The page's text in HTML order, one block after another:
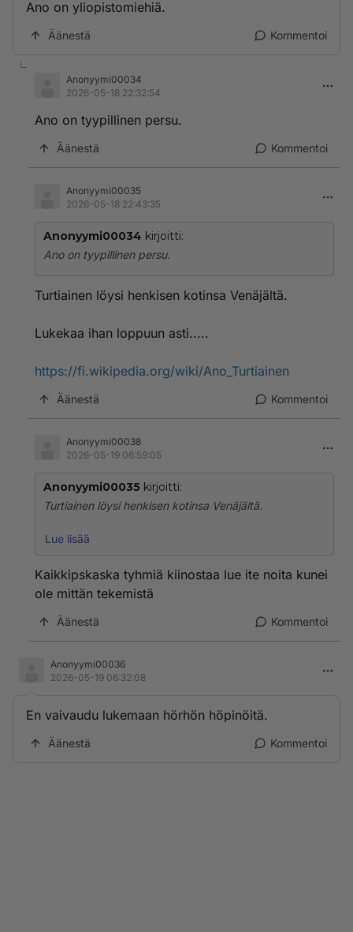
Ano on yliopistomiehiä.
Äänestä Kommentoi
Anonyymi00034
2026-05-18 22:32:54
Ano on tyypillinen persu.
Äänestä Kommentoi
Anonyymi00035
2026-05-18 22:43:35
Anonyymi00034 kirjoitti:
Ano on tyypillinen persu.
Turtiainen löysi henkisen kotinsa Venäjältä.
Lukekaa ihan loppuun asti.....
https://fi.wikipedia.org/wiki/Ano_Turtiainen
Äänestä Kommentoi
Anonyymi00038
2026-05-19 06:59:05
Anonyymi00035 kirjoitti:
Turtiainen löysi henkisen kotinsa Venäjältä.
Lukekaa ihan loppuun asti.....
https://fi.wikipedia.org/wiki/Ano_Turtiainen
Lue lisää
Kaikkipskaska tyhmiä kiinostaa lue ite noita kunei
ole mittän tekemistä
Äänestä Kommentoi
Anonyymi00036
2026-05-19 06:32:08
En vaivaudu lukemaan hörhön höpinöitä.
Äänestä Kommentoi